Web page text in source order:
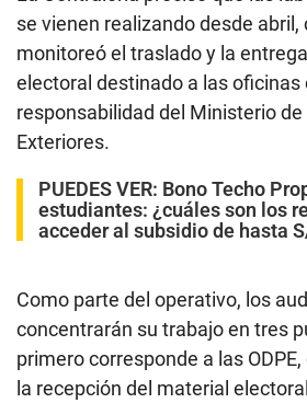
se vienen realizando desde abril,
monitoreó el traslado y la
electoral destinado a las oficinas
responsabilidad del Ministerio de
Exteriores.
PUEDES VER: Bono Techo
estudiantes: ¿cuáles son los
acceder al subsidio de hasta
Como parte del operativo, los
concentrarán su trabajo en tres
primero corresponde a las
la recepción del material